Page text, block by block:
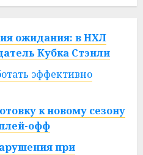
ожидания: в НХЛ
Кубка Стэнли
эффективно
к новому сезону
офф
при